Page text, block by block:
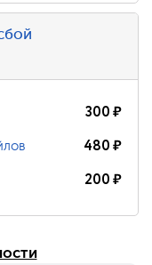
300₽
480₽
200₽